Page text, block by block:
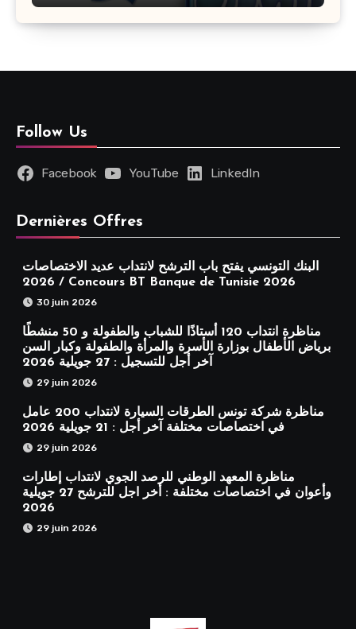
Follow Us
Facebook YouTube LinkedIn
Dernières Offres
البنك التونسي يفتح باب الترشح لانتداب عديد الاختصاصات
2026 / Concours BT Banque de Tunisie 2026
30 juin 2026
مناظرة انتداب 120 أستاذًا للشباب والطفولة و 50 منشطًا
برياض الأطفال بوزارة الأسرة والمرأة والطفولة وكبار السن
آخر أجل للتسجيل : 27 جويلية 2026
29 juin 2026
مناظرة شركة تونس الطرقات السيارة لانتداب 200 عامل
في اختصاصات مختلفة آخر أجل : 21 جويلية 2026
29 juin 2026
مناظرة المعهد الوطني للرصد الجوي لانتداب إطارات
وأعوان في اختصاصات مختلفة : أخر اجل للترشح 27 جويلية
2026
29 juin 2026